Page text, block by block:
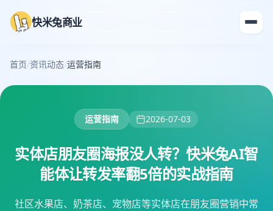
快米兔商业
首页/资讯动态/运营指南
运营指南 2026-07-03
实体店朋友圈海报没人转？快米兔AI智
能体让转发率翻5倍的实战指南
社区水果店、奶茶店、宠物店等实体店在朋友圈营销中常